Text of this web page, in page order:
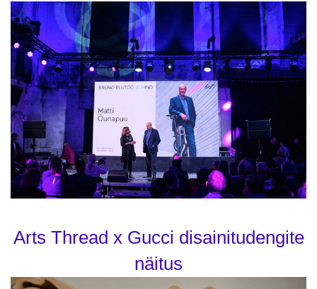
Arts Thread x Gucci disainitudengite
näitus